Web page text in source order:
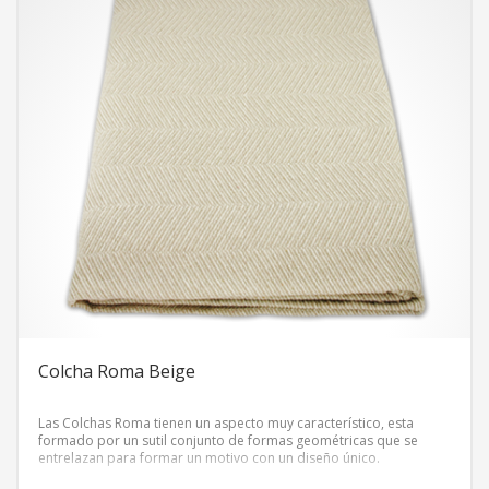
Colcha Roma Beige
Las Colchas Roma tienen un aspecto muy característico, esta
formado por un sutil conjunto de formas geométricas que se
entrelazan para formar un motivo con un diseño único.